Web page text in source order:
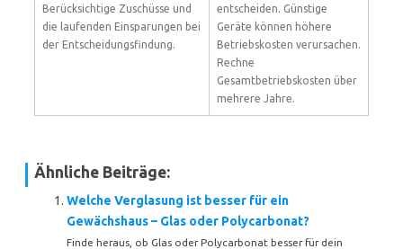
Berücksichtige Zuschüsse und
die laufenden Einsparungen bei
der Entscheidungsfindung.
entscheiden. Günstige
Geräte können höhere
Betriebskosten verursachen.
Rechne
Gesamtbetriebskosten über
mehrere Jahre.
Ähnliche Beiträge:
Welche Verglasung ist besser für ein
Gewächshaus – Glas oder Polycarbonat?
Finde heraus, ob Glas oder Polycarbonat besser für dein